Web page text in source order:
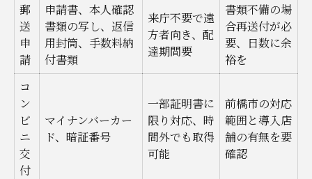
郵
送
申
請
申請書、本人確認
書類の写し、返信
用封筒、手数料納
付書類
来庁不要で遠
方者向き、配
達期間要
書類不備の場
合再送付が必
要、日数に余
裕を
コ
ン
ビ
ニ
交
付
マイナンバーカー
ド、暗証番号
一部証明書に
限り対応、時
間外でも取得
可能
前橋市の対応
範囲と導入店
舗の有無を要
確認